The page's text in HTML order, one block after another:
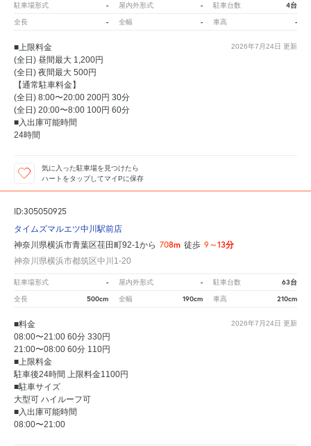
駐車場形式 - 屋内外形式 - 駐車台数 4台
全長 - 全幅 - 車高 -
2026年7月24日 更新
■上限料金
(全日) 昼間最大 1,200円
(全日) 夜間最大 500円
【通常駐車料金】
(全日) 8:00〜20:00 200円 30分
(全日) 20:00〜8:00 100円 60分
■入出庫可能時間
24時間
気に入った駐車場を見つけたら
ハートをタップしてマイPに保存
ID:305050925
タイムズマルエツ中川駅前店
神奈川県横浜市青葉区荏田町92-1から 708m 徒歩 9～13分
神奈川県横浜市都筑区中川1-20
駐車場形式 - 屋内外形式 - 駐車台数 63台
全長 500cm 全幅 190cm 車高 210cm
2026年7月24日 更新
■料金
08:00〜21:00 60分 330円
21:00〜08:00 60分 110円
■上限料金
駐車後24時間 上限料金1100円
■駐車サイズ
大型可 ハイルーフ可
■入出庫可能時間
08:00〜21:00